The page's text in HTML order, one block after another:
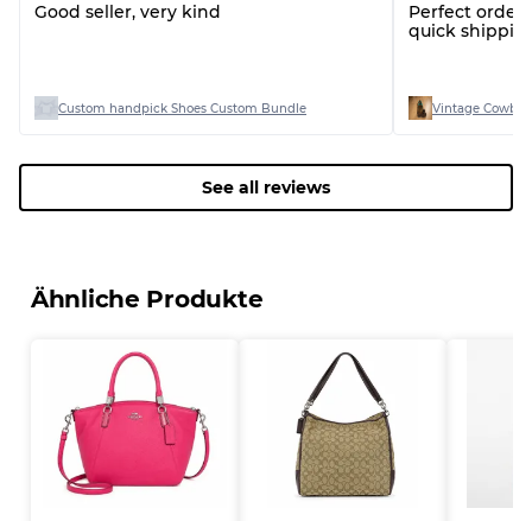
Good seller, very kind
Custom handpick Shoes Custom Bundle
Perfect
quick
Vintage
See all reviews
Ähnliche Produkte